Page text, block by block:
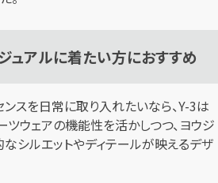
ュアルに着たい方におすすめ
スを日常に取り入れたいなら、Y-3は
ツウェアの機能性を活かしつつ、ヨウジ
シルエットやディテールが映えるデザ